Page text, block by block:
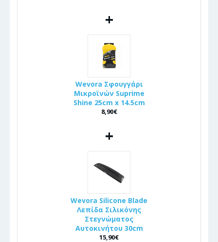
+
Wevora Σφουγγάρι
Μικροϊνών Suprime
Shine 25cm x 14.5cm
8,90€
+
Wevora Silicone Blade
Λεπίδα Σιλικόνης
Στεγνώματος
Αυτοκινήτου 30cm
15,90€